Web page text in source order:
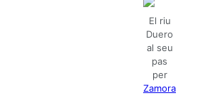
El riu
Duero
al seu
pas
per
Zamora